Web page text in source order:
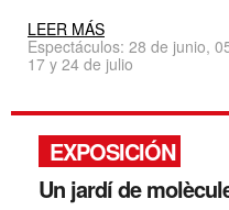
LEER MÁS
Espectáculos: 28 de junio,
17 y 24 de julio
EXPOSICIÓN
Un jardí de